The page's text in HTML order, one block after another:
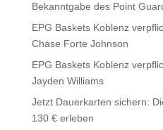
Bekanntgabe des Point
EPG Baskets Koblenz
Chase Forte Johnson
EPG Baskets Koblenz
Jayden Williams
Jetzt Dauerkarten sichern:
130 € erleben